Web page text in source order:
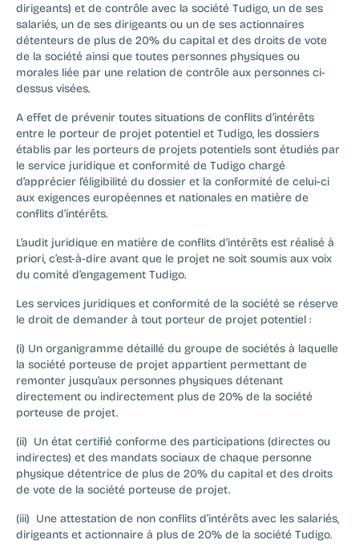
dirigeants) et de contrôle avec la société Tudigo, un de ses
salariés, un de ses dirigeants ou un de ses actionnaires
détenteurs de plus de 20% du capital et des droits de vote
de la société ainsi que toutes personnes physiques ou
morales liée par une relation de contrôle aux personnes ci-
dessus visées.
A effet de prévenir toutes situations de conflits d’intérêts
entre le porteur de projet potentiel et Tudigo, les dossiers
établis par les porteurs de projets potentiels sont étudiés par
le service juridique et conformité de Tudigo chargé
d’apprécier l’éligibilité du dossier et la conformité de celui-ci
aux exigences européennes et nationales en matière de
conflits d’intérêts.
L’audit juridique en matière de conflits d’intérêts est réalisé à
priori, c’est-à-dire avant que le projet ne soit soumis aux voix
du comité d’engagement Tudigo.‍
Les services juridiques et conformité de la société se réserve
le droit de demander à tout porteur de projet potentiel :‍
(i) Un organigramme détaillé du groupe de sociétés à laquelle
la société porteuse de projet appartient permettant de
remonter jusqu’aux personnes physiques détenant
directement ou indirectement plus de 20% de la société
porteuse de projet.
(ii)  Un état certifié conforme des participations (directes ou
indirectes) et des mandats sociaux de chaque personne
physique détentrice de plus de 20% du capital et des droits
de vote de la société porteuse de projet.
(iii)  Une attestation de non conflits d’intérêts avec les salariés,
dirigeants et actionnaire à plus de 20% de la société Tudigo.